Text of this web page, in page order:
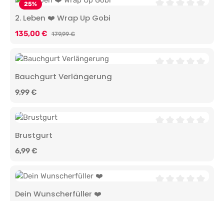
25%
2. Leben ❤️ Wrap Up Gobi
Verkaufspreis:
135,00 € Regulärer Preis:
179,99 €
Bauchgurt Verlängerung
Regulärer Preis:
9,99 €
Brustgurt
Regulärer Preis:
6,99 €
Dein Wunscherfüller ❤️